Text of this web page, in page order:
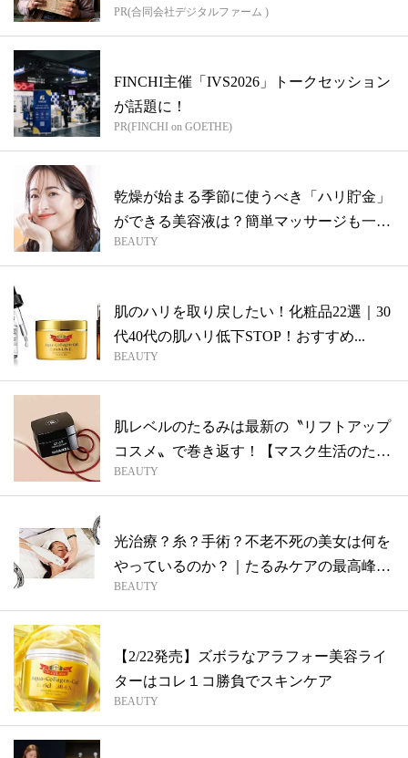
PR(合同会社デジタルファーム )
FINCHI主催「IVS2026」トークセッション
が話題に！
PR(FINCHI on GOETHE)
乾燥が始まる季節に使うべき「ハリ貯金」
ができる美容液は？簡単マッサージも一緒
に！
BEAUTY
肌のハリを取り戻したい！化粧品22選｜30
代40代の肌ハリ低下STOP！おすすめ...
BEAUTY
肌レベルのたるみは最新の〝リフトアップ
コスメ〟で巻き返す！【マスク生活のたる
み肌...
BEAUTY
光治療？糸？手術？不老不死の美女は何を
やっているのか？｜たるみケアの最高峰
〝美容...
BEAUTY
【2/22発売】ズボラなアラフォー美容ライ
ターはコレ１コ勝負でスキンケア
BEAUTY